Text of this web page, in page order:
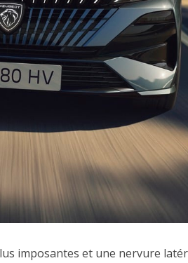
imposantes et une nervure